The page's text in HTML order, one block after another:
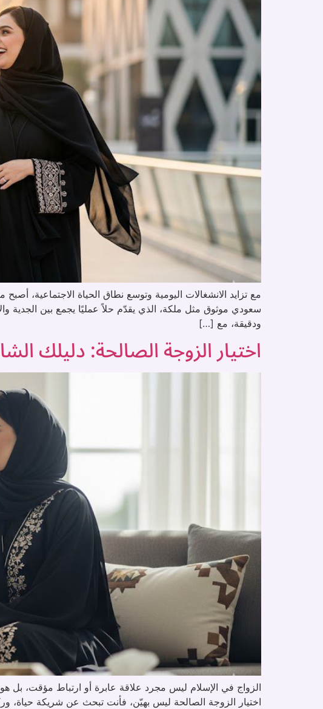
مع تزايد الانشغالات اليومية وتوسع نطاق الحياة الاجتماعية،
سعودي موثوق مثل ملكة، الذي يقدّم حلاً عمليًا يجمع بين الجدية
ودقيقة، مع […]
اختيار الزوجة الصالحة: دليلك
اختيار الزوجة الصالحة ليس بهيّن، فأنت تبحث عن شريكة حياة،